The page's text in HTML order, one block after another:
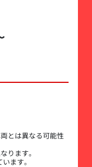
とは異なる可能性
ります。
ます。